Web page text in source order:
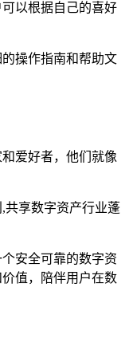
以根据自己的喜好
操作指南和帮助文
爱好者，他们就像
共享数字资产行业蓬
安全可靠的数字资
值，陪伴用户在数